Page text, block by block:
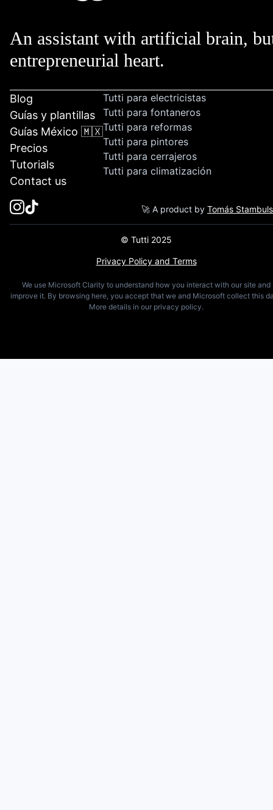
An assistant with artificial brain,
entrepreneurial heart.
Blog
Guías y plantillas
Guías México 🇲🇽
Precios
Tutorials
Contact us
Tutti para electricistas
Tutti para fontaneros
Tutti para reformas
Tutti para pintores
Tutti para cerrajeros
Tutti para climatización
🚀 A product by Tomás
© Tutti 2025
Privacy Policy and Terms
We use Microsoft Clarity to understand how you interact with our site and
improve it. By browsing here, you accept that we and Microsoft collect this
More details in our privacy policy.